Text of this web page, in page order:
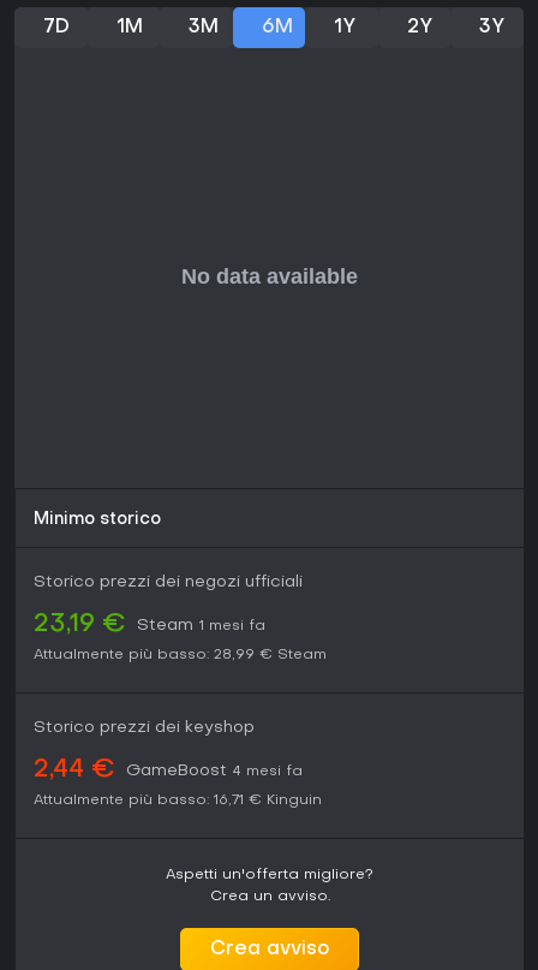
7D 1M 3M 6M 1Y 2Y 3Y
Minimo storico
Storico prezzi dei negozi ufficiali
23,19 € Steam 1 mesi fa
Attualmente più basso: 28,99 € Steam
Storico prezzi dei keyshop
2,44 € GameBoost 4 mesi fa
Attualmente più basso: 16,71 € Kinguin
Aspetti un'offerta migliore?
Crea un avviso.
Crea avviso